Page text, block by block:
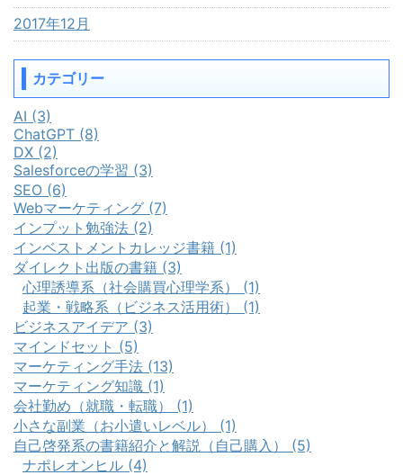
2017年12月
カテゴリー
AI (3)
ChatGPT (8)
DX (2)
Salesforceの学習 (3)
SEO (6)
Webマーケティング (7)
インプット勉強法 (2)
インベストメントカレッジ書籍 (1)
ダイレクト出版の書籍 (3)
心理誘導系（社会購買心理学系） (1)
起業・戦略系（ビジネス活用術） (1)
ビジネスアイデア (3)
マインドセット (5)
マーケティング手法 (13)
マーケティング知識 (1)
会社勤め（就職・転職） (1)
小さな副業（お小遣いレベル） (1)
自己啓発系の書籍紹介と解説（自己購入） (5)
ナポレオンヒル (4)